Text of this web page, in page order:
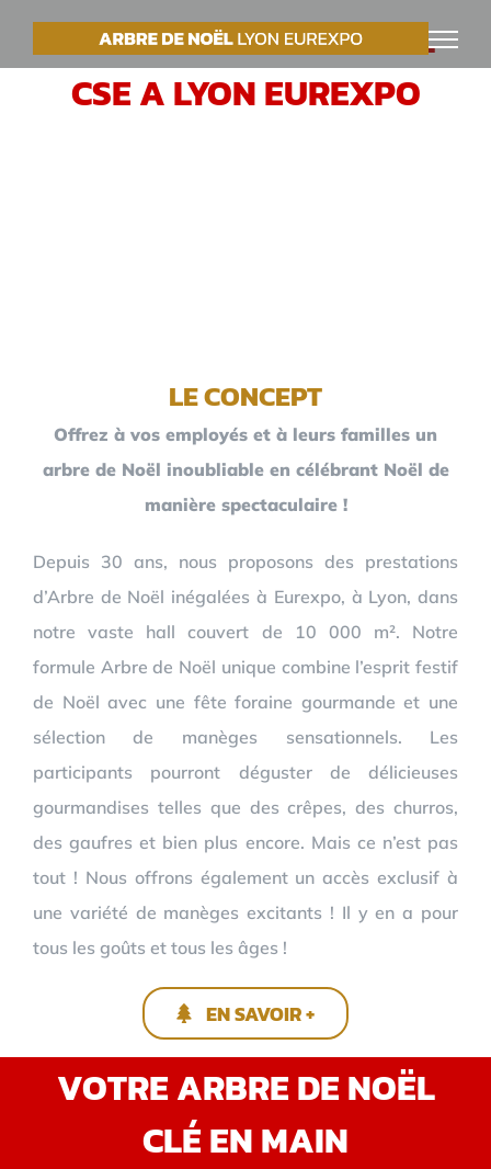
PasserVOTRE ARBRE DE NOËL
CSE A LYON EUREXPO
LE CONCEPT
Offrez à vos employés et à leurs familles un
arbre de Noël inoubliable en célébrant Noël de
manière spectaculaire !
Depuis 30 ans, nous proposons des prestations
d’Arbre de Noël inégalées à Eurexpo, à Lyon, dans
notre vaste hall couvert de 10 000 m². Notre
formule Arbre de Noël unique combine l’esprit festif
de Noël avec une fête foraine gourmande et une
sélection de manèges sensationnels. Les
participants pourront déguster de délicieuses
gourmandises telles que des crêpes, des churros,
des gaufres et bien plus encore. Mais ce n’est pas
tout ! Nous offrons également un accès exclusif à
une variété de manèges excitants ! Il y en a pour
tous les goûts et tous les âges !
EN SAVOIR +
VOTRE ARBRE DE NOËL
CLÉ EN MAIN